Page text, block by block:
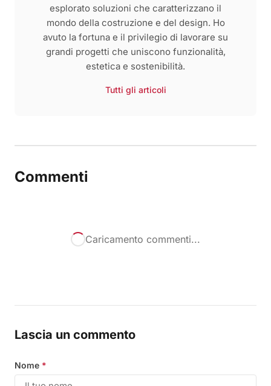
esplorato soluzioni che caratterizzano il
mondo della costruzione e del design. Ho
avuto la fortuna e il privilegio di lavorare su
grandi progetti che uniscono funzionalità,
estetica e sostenibilità.
Tutti gli articoli
Commenti
Caricamento commenti...
Lascia un commento
Nome *